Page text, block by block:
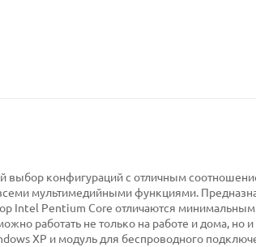
выбор конфигураций с отличным
мультимедийными функциями.
Intel Pentium Core отличаются минимальным
работать не только на работе и дома, но
XP и модуль для беспроводного